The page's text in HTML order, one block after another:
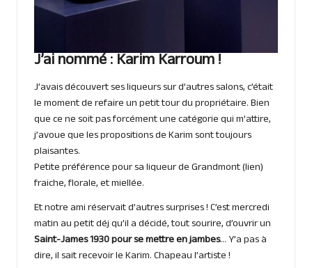
J’ai nommé : Karim Karroum !
J’avais découvert ses liqueurs sur d’autres salons, c’était
le moment de refaire un petit tour du propriétaire. Bien
que ce ne soit pas forcément une catégorie qui m’attire,
j’avoue que les propositions de Karim sont toujours
plaisantes.
Petite préférence pour sa liqueur de Grandmont (lien)
fraiche, florale, et miellée.
Et notre ami réservait d’autres surprises ! C’est mercredi
matin au petit déj qu’il a décidé, tout sourire, d’ouvrir un
Saint-James 1930 pour se mettre en jambes… Y’a pas à
dire, il sait recevoir le Karim. Chapeau l’artiste !